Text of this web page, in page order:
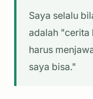
Saya selalu
adalah "cerita
harus
saya bisa."